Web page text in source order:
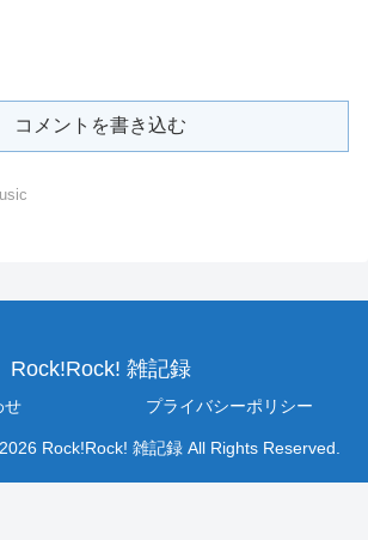
コメントを書き込む
Rock!Rock! 雑記録
せ プライバシーポリシー
Rock!Rock! 雑記録 All Rights Reserved.